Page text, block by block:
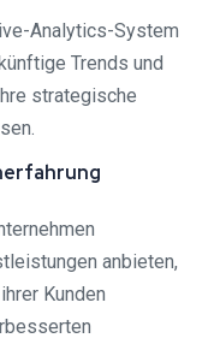
Analytics-System
Trends und
strategische
anbieten,
Kunden